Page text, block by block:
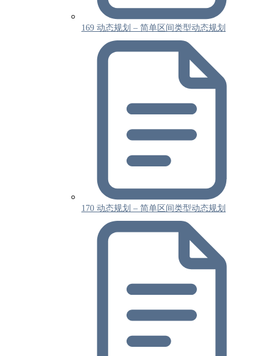
169 动态规划 – 简单区间类型动态规划
170 动态规划 – 简单区间类型动态规划